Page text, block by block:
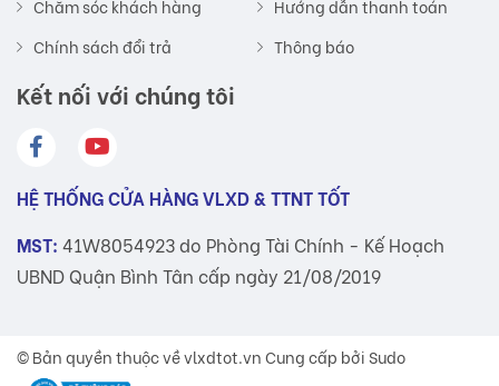
Chăm sóc khách hàng
Chính sách đổi trả
Hướng dẫn thanh toán
Thông báo
Kết nối với chúng tôi
HỆ THỐNG CỬA HÀNG VLXD & TTNT TỐT
MST: 41W8054923 do Phòng Tài Chính - Kế Hoạch
UBND Quận Bình Tân cấp ngày 21/08/2019
© Bản quyền thuộc vềvlxdtot.vnCung cấp bởi Sudo